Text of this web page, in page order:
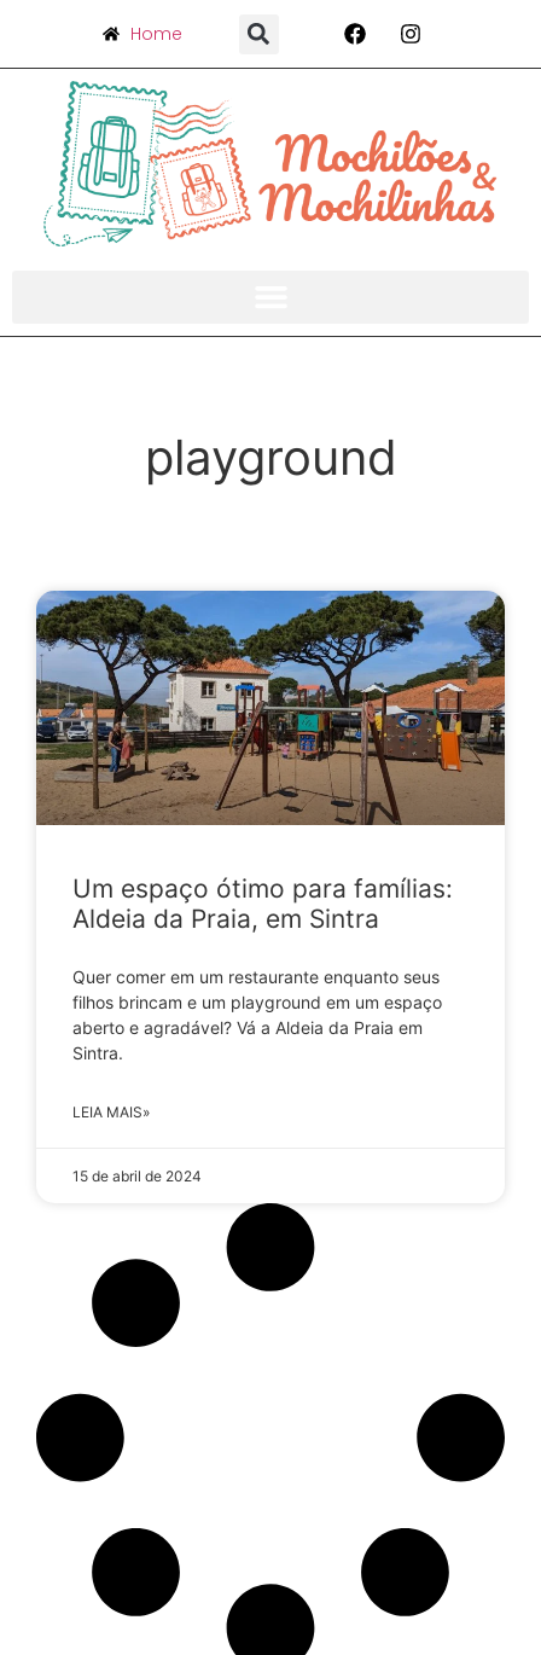
Home
playground
Um espaço ótimo para famílias:
Aldeia da Praia, em Sintra
Quer comer em um restaurante enquanto seus
filhos brincam e um playground em um espaço
aberto e agradável? Vá a Aldeia da Praia em
Sintra.
LEIA MAIS»
15 de abril de 2024